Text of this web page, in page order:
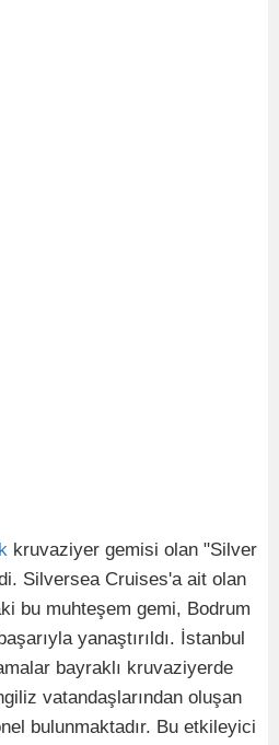
kruvaziyer gemisi olan "Silver
Silversea Cruises'a ait olan
bu muhteşem gemi, Bodrum
yanaştırıldı. İstanbul
bayraklı kruvaziyerde
vatandaşlarından oluşan
bulunmaktadır. Bu etkileyici